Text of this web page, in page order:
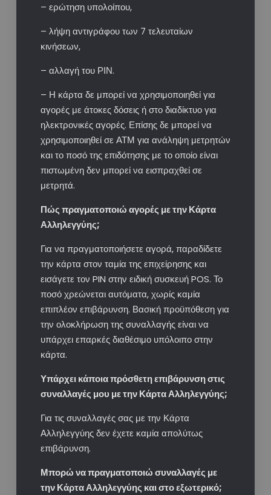
– ερώτηση υπολοίπου,
– λήψη αντιγράφου των 7 τελευταίων
κινήσεων,
– αλλαγή του ΡΙΝ.
– Η κάρτα δε μπορεί να χρησιμοποιηθεί για
αγορές με άτοκες δόσεις ή στο διαδίκτυο για
ηλεκτρονικές αγορές. Επίσης δε μπορεί να
χρησιμοποιηθεί σε ΑΤΜ για ανάληψη μετρητών
και το ποσό της επιδότησης με το οποίο είναι
πιστωμένη δεν μπορεί να εισπραχθεί σε
μετρητά. ​
Πώς πραγματοποιώ αγορές με την Κάρτα
Αλληλεγγύης;
Για να πραγματοποιήσετε αγορά, παραδίδετε
την κάρτα στον ταμία της επιχείρησης και
εισάγετε τον PIN στην ειδική συσκευή POS. Το
ποσό χρεώνεται αυτόματα, χωρίς καμία
επιπλέον επιβάρυνση. Βασική προϋπόθεση για
την ολοκλήρωση της συναλλαγής είναι να
υπάρχει επαρκές διαθέσιμο υπόλοιπο στην
κάρτα.
Υπάρχει κάποια πρόσθετη επιβάρυνση στις
συναλλαγές μου με την Κάρτα Αλληλεγγύης;​
Για τις συναλλαγές σας με την Κάρτα
Αλληλεγγύης δεν έχετε καμία απολύτως
επιβάρυνση.​
Μπορώ να πραγματοποιώ συναλλαγές με
την Κάρτα Αλληλεγγύης και στο εξωτερικό;​